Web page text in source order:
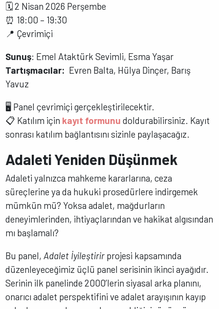
🗓 2 Nisan 2026 Perşembe
⏰ 18:00 – 19:30
📍 Çevrimiçi
Sunuş: Emel Ataktürk Sevimli, Esma Yaşar
Tartışmacılar: Evren Balta, Hülya Dinçer, Barış
Yavuz
🖥️ Panel çevrimiçi gerçekleştirilecektir.
📋 Katılım için kayıt formunu doldurabilirsiniz. Kayıt
sonrası katılım bağlantısını sizinle paylaşacağız.
Adaleti Yeniden Düşünmek
Adaleti yalnızca mahkeme kararlarına, ceza
süreçlerine ya da hukuki prosedürlere indirgemek
mümkün mü? Yoksa adalet, mağdurların
deneyimlerinden, ihtiyaçlarından ve hakikat algısından
mı başlamalı?
Bu panel,Adalet İyileştirir projesi kapsamında
düzenleyeceğimiz üçlü panel serisinin ikinci ayağıdır.
Serinin ilk panelinde 2000’lerin siyasal arka planını,
onarıcı adalet perspektifini ve adalet arayışının kayıp